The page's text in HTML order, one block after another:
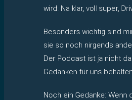
wird. Na klar, voll super,
Besonders wichtig sind
sie so noch nirgends
Der Podcast ist ja nicht
Gedanken für uns
Noch ein Gedanke: Wenn